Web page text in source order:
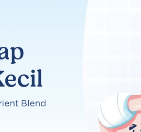
Blend